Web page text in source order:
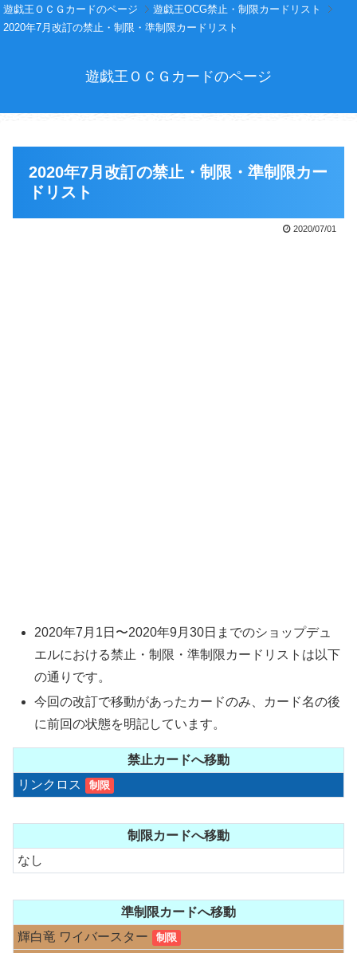
遊戯王ＯＣＧカードのページ
遊戯王OCG禁止・制限カードリスト
2020年7月改訂の禁止・制限・準制限カードリスト
遊戯王ＯＣＧカードのページ
2020年7月改訂の禁止・制限・準制限カー
ドリスト
2020/07/01
2020年7月1日〜2020年9月30日までのショップデュ
エルにおける禁止・制限・準制限カードリストは以下
の通りです。
今回の改訂で移動があったカードのみ、カード名の後
に前回の状態を明記しています。
禁止カードへ移動
リンクロス
制限
制限カードへ移動
なし
準制限カードへ移動
輝白竜 ワイバースター
制限